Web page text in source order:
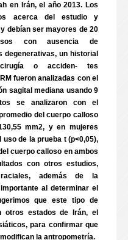
en Irán, el año 2013. Los
acerca del estudio y
debían ser mayores de 20
con ausencia de
degenerativas, un historial
o acciden- tes
fueron analizadas con el
sagital mediana usando 9
se analizaron con el
del cuerpo calloso
mm2, y en mujeres
uso de la prueba t (p<0,05),
cuerpo calloso en ambos
con otros estudios,
además de la
al determinar el
que este tipo de
otros estados de Irán, el
para confirmar que
la antropometría.